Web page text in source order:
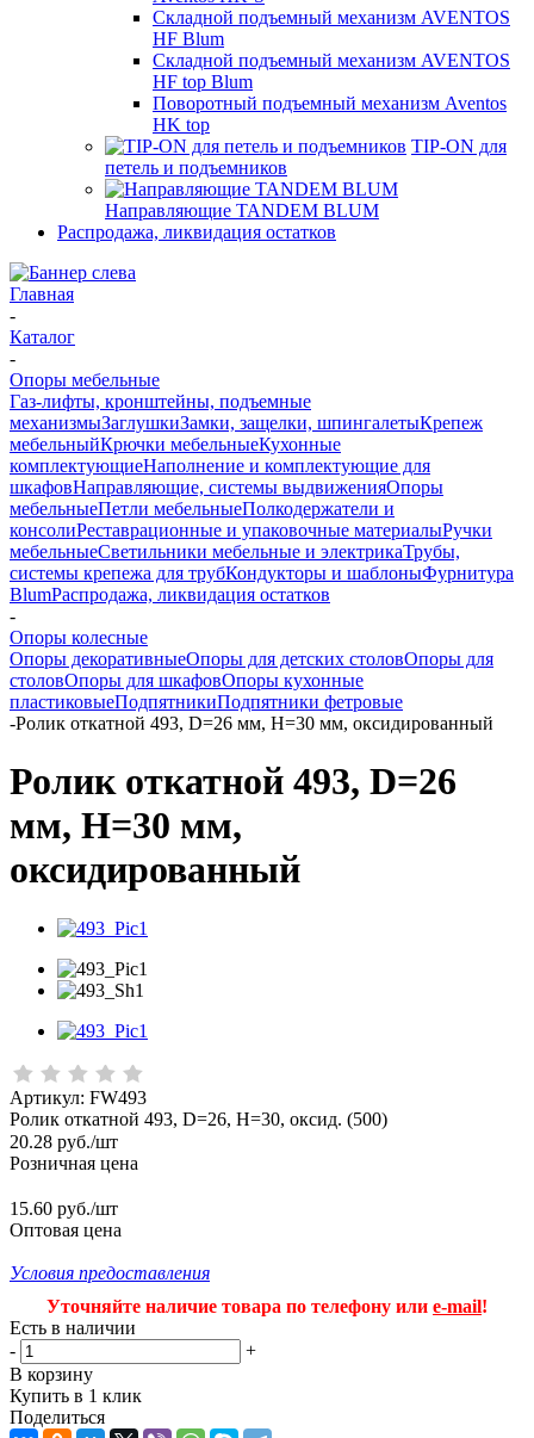
Складной подъемный механизм AVENTOS
HF Blum
Складной подъемный механизм AVENTOS
HF top Blum
Поворотный подъемный механизм Aventos
HK top
TIP-ON для
петель и подъемников
Направляющие TANDEM BLUM
Распродажа, ликвидация остатков
Главная
-
Каталог
-
Опоры мебельные
Газ-лифты, кронштейны, подъемные
механизмыЗаглушкиЗамки, защелки, шпингалетыКрепеж
мебельныйКрючки мебельныеКухонные
комплектующиеНаполнение и комплектующие для
шкафовНаправляющие, системы выдвиженияОпоры
мебельныеПетли мебельныеПолкодержатели и
консолиРеставрационные и упаковочные материалыРучки
мебельныеСветильники мебельные и электрикаТрубы,
системы крепежа для трубКондукторы и шаблоныФурнитура
BlumРаспродажа, ликвидация остатков
-
Опоры колесные
Опоры декоративныеОпоры для детских столовОпоры для
столовОпоры для шкафовОпоры кухонные
пластиковыеПодпятникиПодпятники фетровые
-Ролик откатной 493, D=26 мм, H=30 мм, оксидированный
Ролик откатной 493, D=26
мм, H=30 мм,
оксидированный
Артикул: FW493
Ролик откатной 493, D=26, H=30, оксид. (500)
20.28 руб./шт
Розничная цена
15.60 руб./шт
Оптовая цена
Условия предоставления
Уточняйте наличие товара по телефону или e-mail!
Есть в наличии
-
+
В корзину
Купить в 1 клик
Поделиться